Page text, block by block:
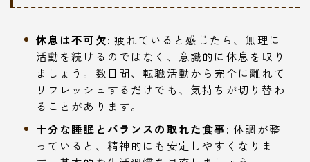
休息は不可欠: 疲れていると感じたら、無理に
活動を続けるのではなく、意識的に休息を取り
ましょう。数日間、転職活動から完全に離れて
リフレッシュするだけでも、気持ちが切り替わ
ることがあります。
十分な睡眠とバランスの取れた食事: 体調が整
っていると、精神的にも安定しやすくなりま